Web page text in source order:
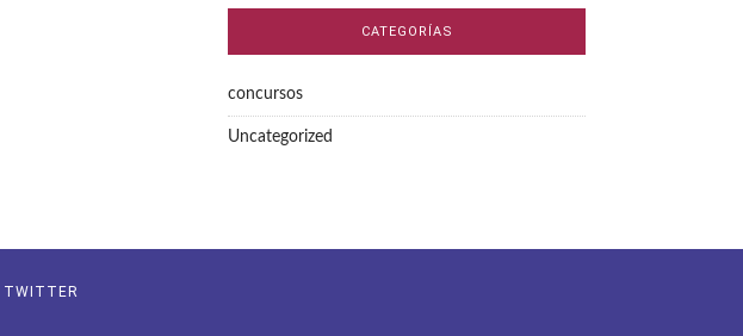
CATEGORÍAS
concursos
Uncategorized
TWITTER